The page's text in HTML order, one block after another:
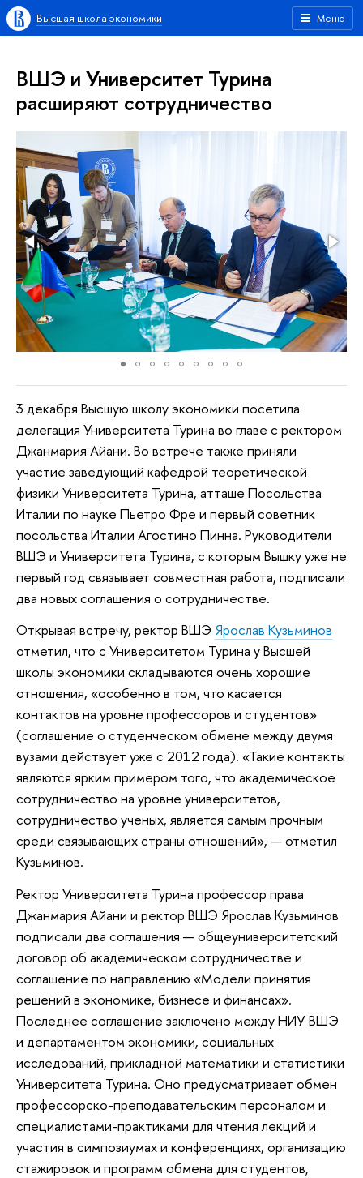
Меню
Высшая школа экономики
ВШЭ и Университет Турина
расширяют сотрудничество
3 декабря Высшую школу экономики посетила
делегация Университета Турина во главе с ректором
Джанмария Айани. Во встрече также приняли
участие заведующий кафедрой теоретической
физики Университета Турина, атташе Посольства
Италии по науке Пьетро Фре и первый советник
посольства Италии Агостино Пинна. Руководители
ВШЭ и Университета Турина, с которым Вышку уже не
первый год связывает совместная работа, подписали
два новых соглашения о сотрудничестве.
Открывая встречу, ректор ВШЭ Ярослав Кузьминов
отметил, что с Университетом Турина у Высшей
школы экономики складываются очень хорошие
отношения, «особенно в том, что касается
контактов на уровне профессоров и студентов»
(соглашение о студенческом обмене между двумя
вузами действует уже с 2012 года). «Такие контакты
являются ярким примером того, что академическое
сотрудничество на уровне университетов,
сотрудничество ученых, является самым прочным
среди связывающих страны отношений», — отметил
Кузьминов.
Ректор Университета Турина профессор права
Джанмария Айани и ректор ВШЭ Ярослав Кузьминов
подписали два соглашения — общеуниверситетский
договор об академическом сотрудничестве и
соглашение по направлению «Модели принятия
решений в экономике, бизнесе и финансах».
Последнее соглашение заключено между НИУ ВШЭ
и департаментом экономики, социальных
исследований, прикладной математики и статистики
Университета Турина. Оно предусматривает обмен
профессорско-преподавательским персоналом и
специалистами-практиками для чтения лекций и
участия в симпозиумах и конференциях, организацию
стажировок и программ обмена для студентов,